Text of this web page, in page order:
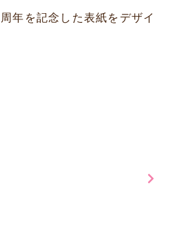
年を記念した表紙をデザイ